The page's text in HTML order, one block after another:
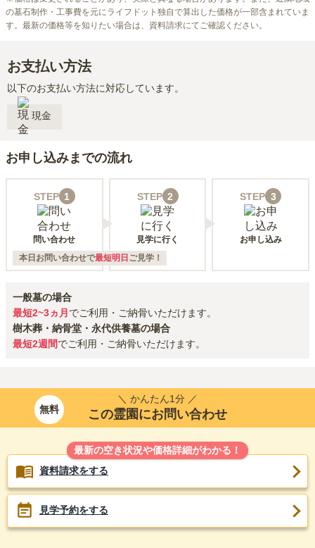
の墓石制作・工事費を元にライフドット独自で算出した価格が一部含まれていま
す。最新の価格等を知りたい場合は、資料請求にてご確認ください。
お支払い方法
以下のお支払い方法に対応しています。
現金
お申し込みまでの流れ
STEP 1
問い合わせ
STEP 2
見学に行く
STEP 3
お申し込み
本日お問い合わせで最短明日 ご見学！
一般墓の場合
最短2~3ヵ月 でご利用・ご納骨いただけます。
樹木葬・納骨堂・永代供養墓の場合
最短2週間でご利用・ご納骨いただけます。
無料
＼ かんたん1分 ／
この霊園にお問い合わせ
最新の空き状況や価格詳細がわかる！
資料請求をする
見学予約をする